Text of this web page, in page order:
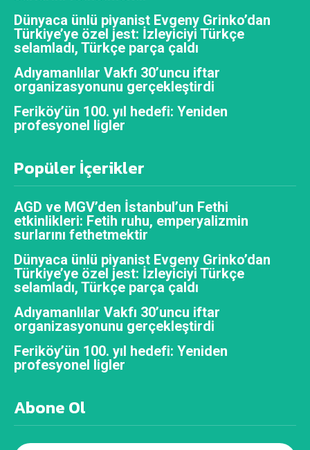
Dünyaca ünlü piyanist Evgeny Grinko’dan
Türkiye’ye özel jest: İzleyiciyi Türkçe
selamladı, Türkçe parça çaldı
Adıyamanlılar Vakfı 30’uncu iftar
organizasyonunu gerçekleştirdi
Feriköy’ün 100. yıl hedefi: Yeniden
profesyonel ligler
Popüler İçerikler
AGD ve MGV’den İstanbul’un Fethi
etkinlikleri: Fetih ruhu, emperyalizmin
surlarını fethetmektir
Dünyaca ünlü piyanist Evgeny Grinko’dan
Türkiye’ye özel jest: İzleyiciyi Türkçe
selamladı, Türkçe parça çaldı
Adıyamanlılar Vakfı 30’uncu iftar
organizasyonunu gerçekleştirdi
Feriköy’ün 100. yıl hedefi: Yeniden
profesyonel ligler
Abone Ol